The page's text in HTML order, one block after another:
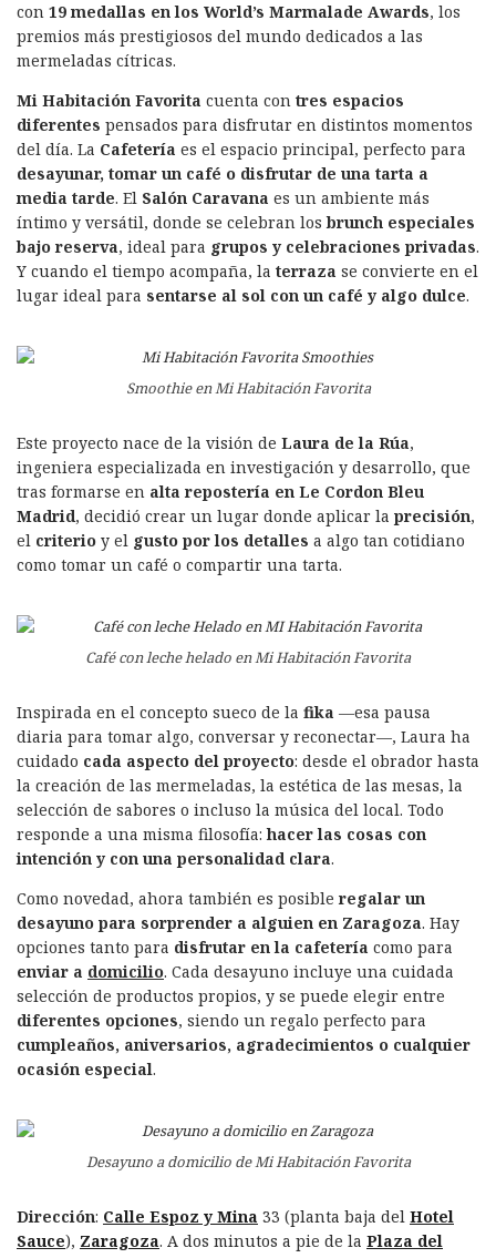
con 19 medallas en los World’s Marmalade Awards, los
premios más prestigiosos del mundo dedicados a las
mermeladas cítricas.
Mi Habitación Favorita cuenta con tres espacios
diferentes pensados para disfrutar en distintos momentos
del día. La Cafetería es el espacio principal, perfecto para
desayunar, tomar un café o disfrutar de una tarta a
media tarde. El Salón Caravana es un ambiente más
íntimo y versátil, donde se celebran losbrunch especiales
bajo reserva, ideal para grupos y celebraciones privadas.
Y cuando el tiempo acompaña, la terraza se convierte en el
lugar ideal para sentarse al sol con un café y algo dulce.
Smoothie en Mi Habitación Favorita
Este proyecto nace de la visión de Laura de la Rúa,
ingeniera especializada en investigación y desarrollo, que
tras formarse en alta repostería en Le Cordon Bleu
Madrid, decidió crear un lugar donde aplicar la precisión,
el criterio y el gusto por los detalles a algo tan cotidiano
como tomar un café o compartir una tarta.
Café con leche helado en Mi Habitación Favorita
Inspirada en el concepto sueco de la fika —esa pausa
diaria para tomar algo, conversar y reconectar—, Laura ha
cuidado cada aspecto del proyecto: desde el obrador hasta
la creación de las mermeladas, la estética de las mesas, la
selección de sabores o incluso la música del local. Todo
responde a una misma filosofía:hacer las cosas con
intención y con una personalidad clara.
Como novedad, ahora también es posible regalar un
desayuno para sorprender a alguien en Zaragoza. Hay
opciones tanto para disfrutar en la cafetería como para
enviar a domicilio. Cada desayuno incluye una cuidada
selección de productos propios, y se puede elegir entre
diferentes opciones, siendo un regalo perfecto para
cumpleaños, aniversarios, agradecimientos o cualquier
ocasión especial.
Desayuno a domicilio de Mi Habitación Favorita
Dirección: Calle Espoz y Mina 33 (planta baja del Hotel
Sauce), Zaragoza. A dos minutos a pie de la Plaza del